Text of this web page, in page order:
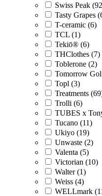
Swiss Peak
Tasty Grapes
T-ceramic (6)
TCL (1)
Tekiō® (6)
THClothes (7)
Toblerone (2)
Tomorrow
Topl (3)
Treatments
Trolli (6)
TUBES x
Tucano (11)
Ukiyo (19)
Unwaste (2)
Valenta (5)
Victorian (10)
Walter (1)
Weiss (4)
WELLmark